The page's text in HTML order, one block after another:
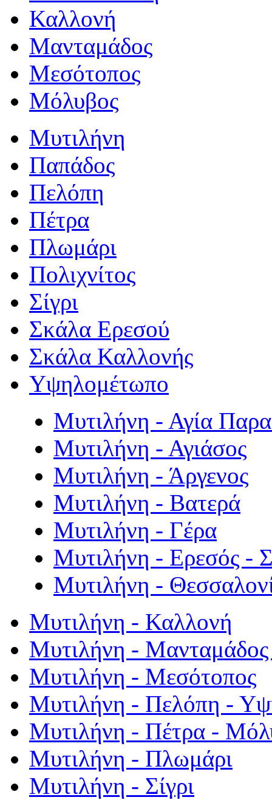
Καλλονή
Μανταμάδος
Μεσότοπος
Μόλυβος
Μυτιλήνη
Παπάδος
Πελόπη
Πέτρα
Πλωμάρι
Πολιχνίτος
Σίγρι
Σκάλα Ερεσού
Σκάλα Καλλονής
Υψηλομέτωπο
Μυτιλήνη - Αγία
Μυτιλήνη - Αγιάσος
Μυτιλήνη - Άργενος
Μυτιλήνη - Βατερά
Μυτιλήνη - Γέρα
Μυτιλήνη - Ερεσός -
Μυτιλήνη -
Μυτιλήνη - Καλλονή
Μυτιλήνη - Μανταμάδος
Μυτιλήνη - Μεσότοπος
Μυτιλήνη - Πελόπη -
Μυτιλήνη - Πέτρα -
Μυτιλήνη - Πλωμάρι
Μυτιλήνη - Σίγρι